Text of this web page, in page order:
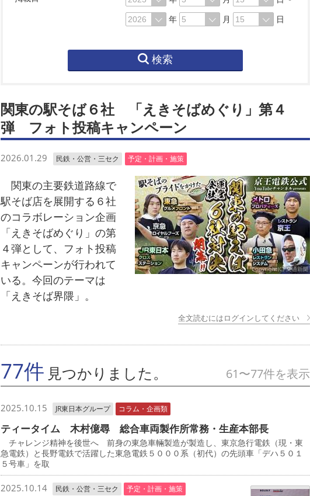
年
月 日
検索
関東の駅そば６社 「えきそばめぐり」第４
弾 フォト投稿キャンペーン
2026.01.29 民鉄・公営・三セク 予定・計画・施策
関東の主要鉄道路線で
駅そば店を展開する６社
のコラボレーション企画
「えきそばめぐり」の第
４弾として、フォト投稿
キャンペーンが行われて
いる。今回のテーマは
「えきそば界隈」。
全文読むにはログインしてください
77件 見つかりました。 61〜77件を表示
2025.10.15 JR東日本グループ コラム・企画類
ティータイム 木村億尋 総合車両製作所常務・生産本部長
チャレンジ精神を後世へ 前身の東急車輛製造が製造し、東京急行電鉄（現・東
急電鉄）と長野電鉄で活躍した東急電鉄５０００系（初代）の先頭車「デハ５０１
５号車」を取
2025.10.14 民鉄・公営・三セク 予定・計画・施策